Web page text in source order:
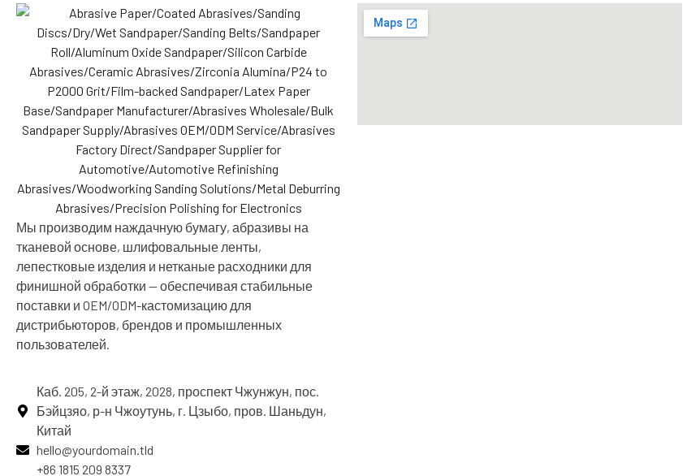
Мы производим наждачную бумагу, абразивы на
тканевой основе, шлифовальные ленты,
лепестковые изделия и нетканые расходники для
финишной обработки — обеспечивая стабильные
поставки и OEM/ODM-кастомизацию для
дистрибьюторов, брендов и промышленных
пользователей.
Каб. 205, 2-й этаж, 2028, проспект Чжунжун, пос.
Бэйцзяо, р-н Чжоутунь, г. Цзыбо, пров. Шаньдун,
Китай
hello@yourdomain.tld
+86 1815 209 8337